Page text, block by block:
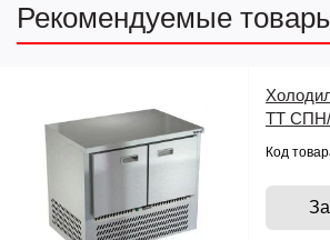
Рекомендуемые
ТТ СПН/
Код